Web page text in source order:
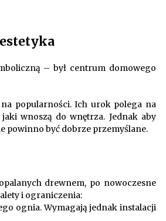
przyswajać nowy język?
potrzeb różnych branż
12 miesięcy ago
– był centrum domowego
popularności. Ich urok polega na
wnoszą do wnętrza. Jednak aby
powinno być dobrze przemyślane.
drewnem, po nowoczesne
i ograniczenia:
ognia. Wymagają jednak instalacji